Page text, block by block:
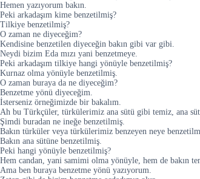
Hemen yazıyorum bakın.
Peki arkadaşım kime benzetilmiş?
Tilkiye benzetilmiş?
O zaman ne diyeceğim?
Kendisine benzetilen diyeceğin bakın gibi var gibi.
Neydi bizim Eda mızı yani benzetmeye.
Peki arkadaşım tilkiye hangi yönüyle benzetilmiş?
Kurnaz olma yönüyle benzetilmiş.
O zaman buraya da ne diyeceğim?
Benzetme yönü diyeceğim.
İsterseniz örneğimizde bir bakalım.
Ah bu Türkçüler, türkülerimiz ana sütü gibi temiz, ana
Şimdi buradan ne ineğe benzetilmiş.
Bakın türküler veya türkülerimiz benzeyen neye
Bakın ana sütüne benzetilmiş.
Peki hangi yönüyle benzetilmiş?
Hem candan, yani samimi olma yönüyle, hem de bakın
Ama ben buraya benzetme yönü yazıyorum.